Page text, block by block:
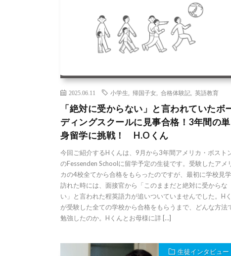
2025.06.11 小学生 帰国子女 合格体験記 英語教育
「絶対に受からない」と言われていたボ
ディングスクールに見事合格！3年間の単
身留学に挑戦！ H.Oくん
今回ご紹介するHくんは、9月から3年間アメリカ・ボスト
のFessenden Schoolに留学予定の生徒です。受験したアメ
カの4校全てから合格をもらったのですが、最初に学校見
訪れた時には、面接官から「このままだと絶対に受からな
い」と言われた程英語力が追いついていませんでした。H
が受験した全ての学校から合格をもらうまで、どんな方法
勉強したのか。Hくんとお母様に詳 […]
生徒インタビュー